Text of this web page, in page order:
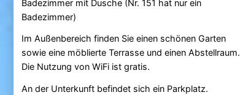
Badezimmer mit Dusche (Nr. 151 hat nur ein
Badezimmer)
Im Außenbereich finden Sie einen schönen Garten
sowie eine möblierte Terrasse und einen Abstellraum.
Die Nutzung von WiFi ist gratis.
An der Unterkunft befindet sich ein Parkplatz.